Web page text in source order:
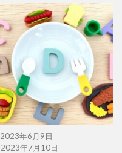
2023年6月9日
2023年7月10日